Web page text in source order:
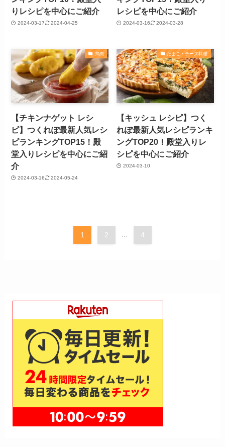
りレシピを中心にご紹介
2024-03-17 2024-04-25
レシピを中心にご紹介
2024-03-16 2024-03-28
鶏肉
【チキンナゲット レシ
ピ】つくれぽ最新人気レシ
ピランキングTOP15！殿
堂入りレシピを中心にご紹
介
2024-03-16 2024-05-24
たまご・チーズ料理
【キッシュ レシピ】つく
れぽ最新人気レシピランキ
ングTOP20！殿堂入りレ
シピを中心にご紹介
2024-03-10
1 2 ... 4